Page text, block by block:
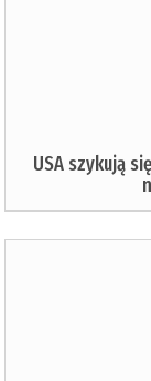
USA szykują